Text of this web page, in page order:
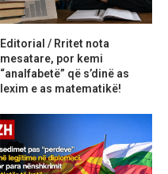
Editorial / Rritet nota
mesatare, por kemi
“analfabetë” që s’dinë as
lexim e as matematikë!